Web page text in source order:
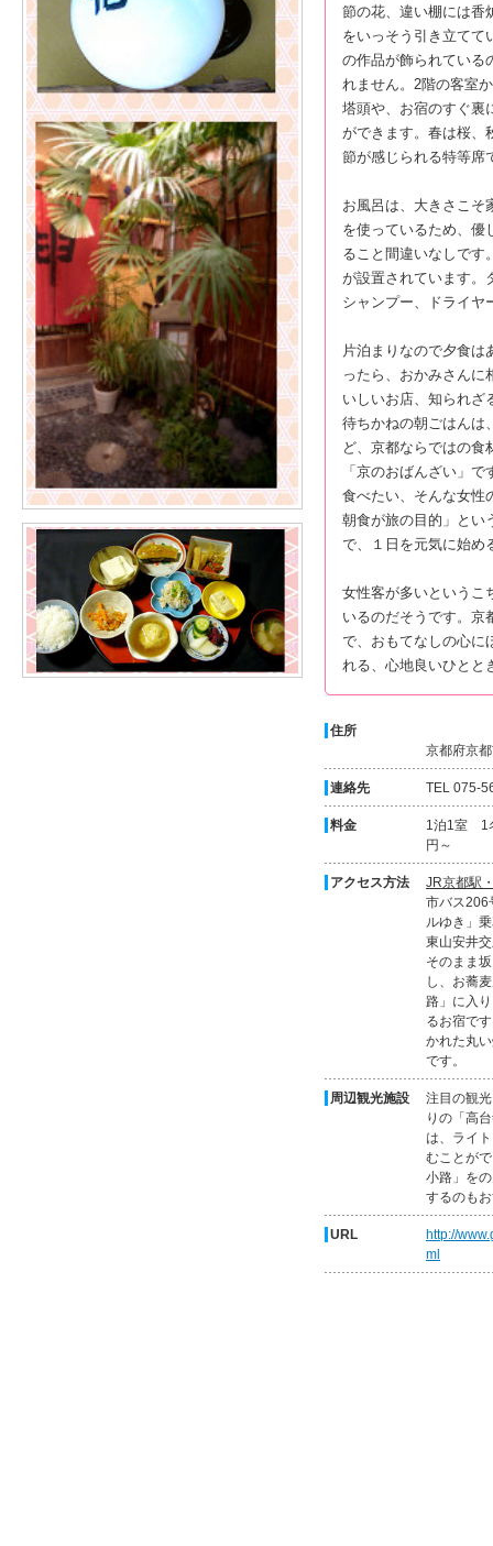
節の花、違い棚には香
をいっそう引き立てて
の作品が飾られている
れません。2階の客室
塔頭や、お宿のすぐ裏
ができます。春は桜、
節が感じられる特等席
お風呂は、大きさこそ
を使っているため、優
ること間違いなしです
が設置されています。
シャンプー、ドライヤ
片泊まりなので夕食は
ったら、おかみさんに
いしいお店、知られざ
待ちかねの朝ごはんは
ど、京都ならではの食
「京のおばんざい」
食べたい、そんな女性
朝食が旅の目的」とい
で、１日を元気に始め
女性客が多いというこ
いるのだそうです。京
で、おもてなしの心に
れる、心地良いひとと
住所
京都府京
連絡先 TEL 075-
料金
1泊1室 1
円～
アクセス方法
JR京都駅
市バス206
ルゆき」
東山安井
そのまま
し、お蕎
路」に入
るお宿で
かれた丸
です。
周辺観光施設
注目の観
りの「高
は、ライ
むことが
小路」を
するのも
URL
http://
ml